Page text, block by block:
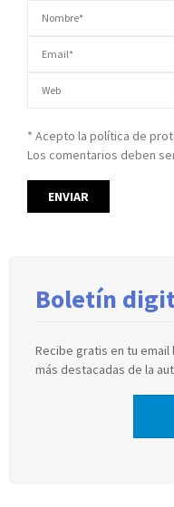
* Acepto la política de
Los comentarios deben
Boletín
Recibe gratis en tu
más destacadas de la